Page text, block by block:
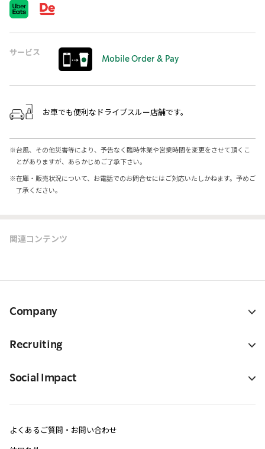
サービス
Mobile Order & Pay
お車でも便利なドライブスルー店舗です。
※台風、その他災害等により、予告なく臨時休業や営業時間を変更をさせて頂くこ
とがありますが、あらかじめご了承下さい。
※在庫・販売状況について、お電話でのお問合せにはご対応いたしかねます。予めご
了承ください。
関連コンテンツ
Company
Recruiting
Social Impact
よくあるご質問・お問い合わせ